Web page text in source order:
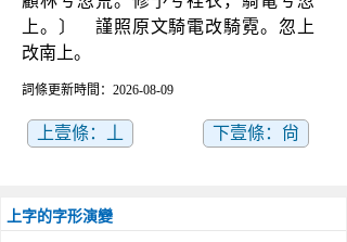
上。〕　謹照原文騎電改騎霓。忽上
改南上。
詞條更新時間：2026-08-09
上壹條：丄 下壹條：尙
上字的字形演變